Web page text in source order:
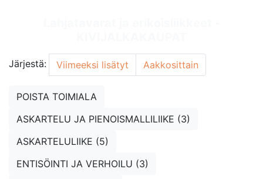
Järjestä: Viimeeksi lisätyt Aakkosittain
POISTA TOIMIALA
ASKARTELU JA PIENOISMALLILIIKE (3)
ASKARTELULIIKE (5)
ENTISÖINTI JA VERHOILU (3)